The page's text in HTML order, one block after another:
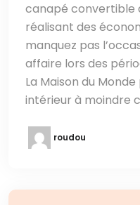
canapé convertible
réalisant des
manquez pas
affaire lors des
La Maison du
intérieur à moindre
roudou